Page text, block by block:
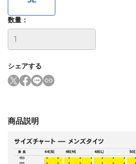
数量：
シェアする
商品説明